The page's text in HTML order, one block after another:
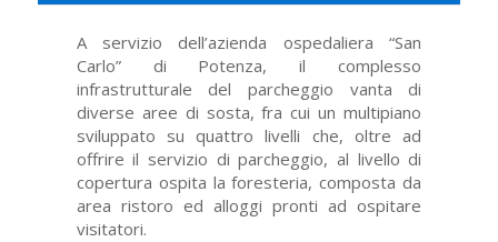
A servizio dell’azienda ospedaliera “San
Carlo” di Potenza, il complesso
infrastrutturale del parcheggio vanta di
diverse aree di sosta, fra cui un multipiano
sviluppato su quattro livelli che, oltre ad
offrire il servizio di parcheggio, al livello di
copertura ospita la foresteria, composta da
area ristoro ed alloggi pronti ad ospitare
visitatori.